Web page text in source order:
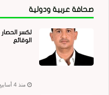
صحافة عربية ودولية
لكسر الحصار
الوقائع
منذ 4 أسابيع